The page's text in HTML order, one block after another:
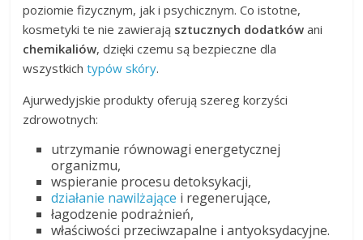
poziomie fizycznym, jak i psychicznym. Co istotne,
kosmetyki te nie zawierają sztucznych dodatków ani
chemikaliów, dzięki czemu są bezpieczne dla
wszystkichtypów skóry.
Ajurwedyjskie produkty oferują szereg korzyści
zdrowotnych:
utrzymanie równowagi energetycznej
organizmu,
wspieranie procesu detoksykacji,
działanie nawilżające i regenerujące,
łagodzenie podrażnień,
właściwości przeciwzapalne i antyoksydacyjne.